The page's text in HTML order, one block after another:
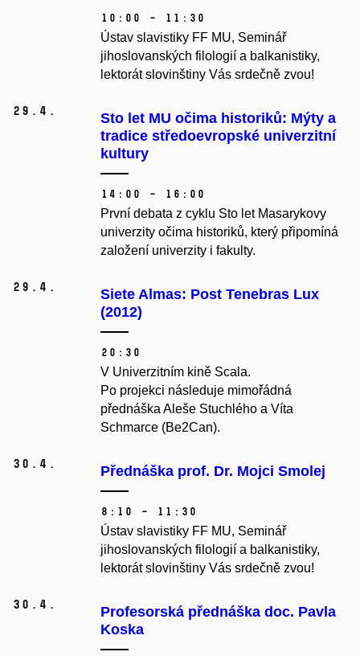
10:00 – 11:30
Ústav slavistiky FF MU, Seminář
jihoslovanských filologií a balkanistiky,
lektorát slovinštiny Vás srdečně zvou!
29. 4.
Sto let MU očima historiků: Mýty a
tradice středoevropské univerzitní
kultury
14:00 – 16:00
První debata z cyklu Sto let Masarykovy
univerzity očima historiků, který připomíná
založení univerzity i fakulty.
29. 4.
Siete Almas: Post Tenebras Lux
(2012)
20:30
V Univerzitním kině Scala.
Po projekci následuje mimořádná
přednáška Aleše Stuchlého a Víta
Schmarce (Be2Can).
30. 4. Přednáška prof. Dr. Mojci Smolej
8:10 – 11:30
Ústav slavistiky FF MU, Seminář
jihoslovanských filologií a balkanistiky,
lektorát slovinštiny Vás srdečně zvou!
30. 4.
Profesorská přednáška doc. Pavla
Koska